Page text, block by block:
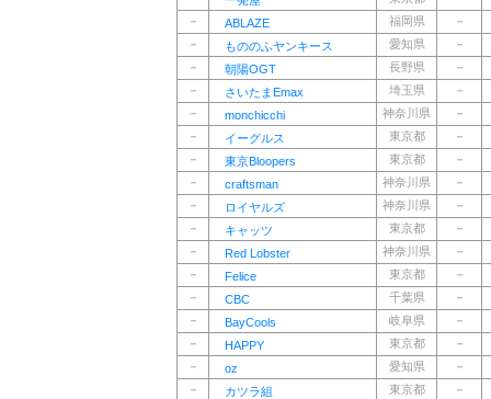
－
ABLAZE 福岡県
－
－
もののふヤンキース 愛知県
－
－
朝陽OGT 長野県
－
－
さいたまEmax 埼玉県
－
－
monchicchi 神奈川県
－
－
イーグルス 東京都
－
－
東京Bloopers 東京都
－
－
craftsman 神奈川県
－
－
ロイヤルズ 神奈川県
－
－
キャッツ 東京都
－
－
Red Lobster 神奈川県
－
－
Felice 東京都
－
－
CBC 千葉県
－
－
BayCools 岐阜県
－
－
HAPPY 東京都
－
－
oz 愛知県
－
－
カツラ組 東京都
－